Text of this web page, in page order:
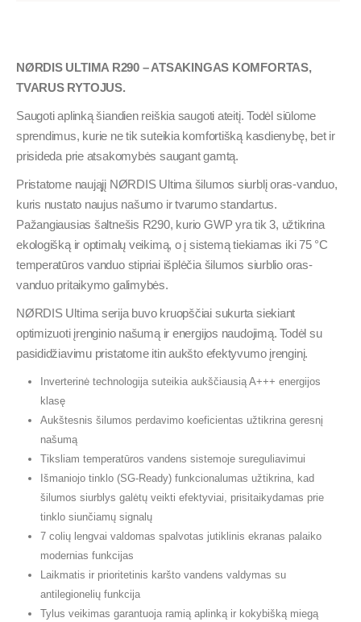
NØRDIS ULTIMA R290 – ATSAKINGAS KOMFORTAS,
TVARUS RYTOJUS.
Saugoti aplinką šiandien reiškia saugoti ateitį. Todėl siūlome
sprendimus, kurie ne tik suteikia komfortišką kasdienybę, bet ir
prisideda prie atsakomybės saugant gamtą.
Pristatome naująjį NØRDIS Ultima šilumos siurblį oras-vanduo,
kuris nustato naujus našumo ir tvarumo standartus.
Pažangiausias šaltnešis R290, kurio GWP yra tik 3, užtikrina
ekologišką ir optimalų veikimą, o į sistemą tiekiamas iki 75 °C
temperatūros vanduo stipriai išplėčia šilumos siurblio oras-
vanduo pritaikymo galimybės.
NØRDIS Ultima serija buvo kruopščiai sukurta siekiant
optimizuoti įrenginio našumą ir energijos naudojimą. Todėl su
pasididžiavimu pristatome itin aukšto efektyvumo įrenginį.
Inverterinė technologija suteikia aukščiausią A+++ energijos
klasę
Aukštesnis šilumos perdavimo koeficientas užtikrina geresnį
našumą
Tiksliam temperatūros vandens sistemoje sureguliavimui
Išmaniojo tinklo (SG-Ready) funkcionalumas užtikrina, kad
šilumos siurblys galėtų veikti efektyviai, prisitaikydamas prie
tinklo siunčiamų signalų
7 colių lengvai valdomas spalvotas jutiklinis ekranas palaiko
modernias funkcijas
Laikmatis ir prioritetinis karšto vandens valdymas su
antilegionelių funkcija
Tylus veikimas garantuoja ramią aplinką ir kokybišką miegą